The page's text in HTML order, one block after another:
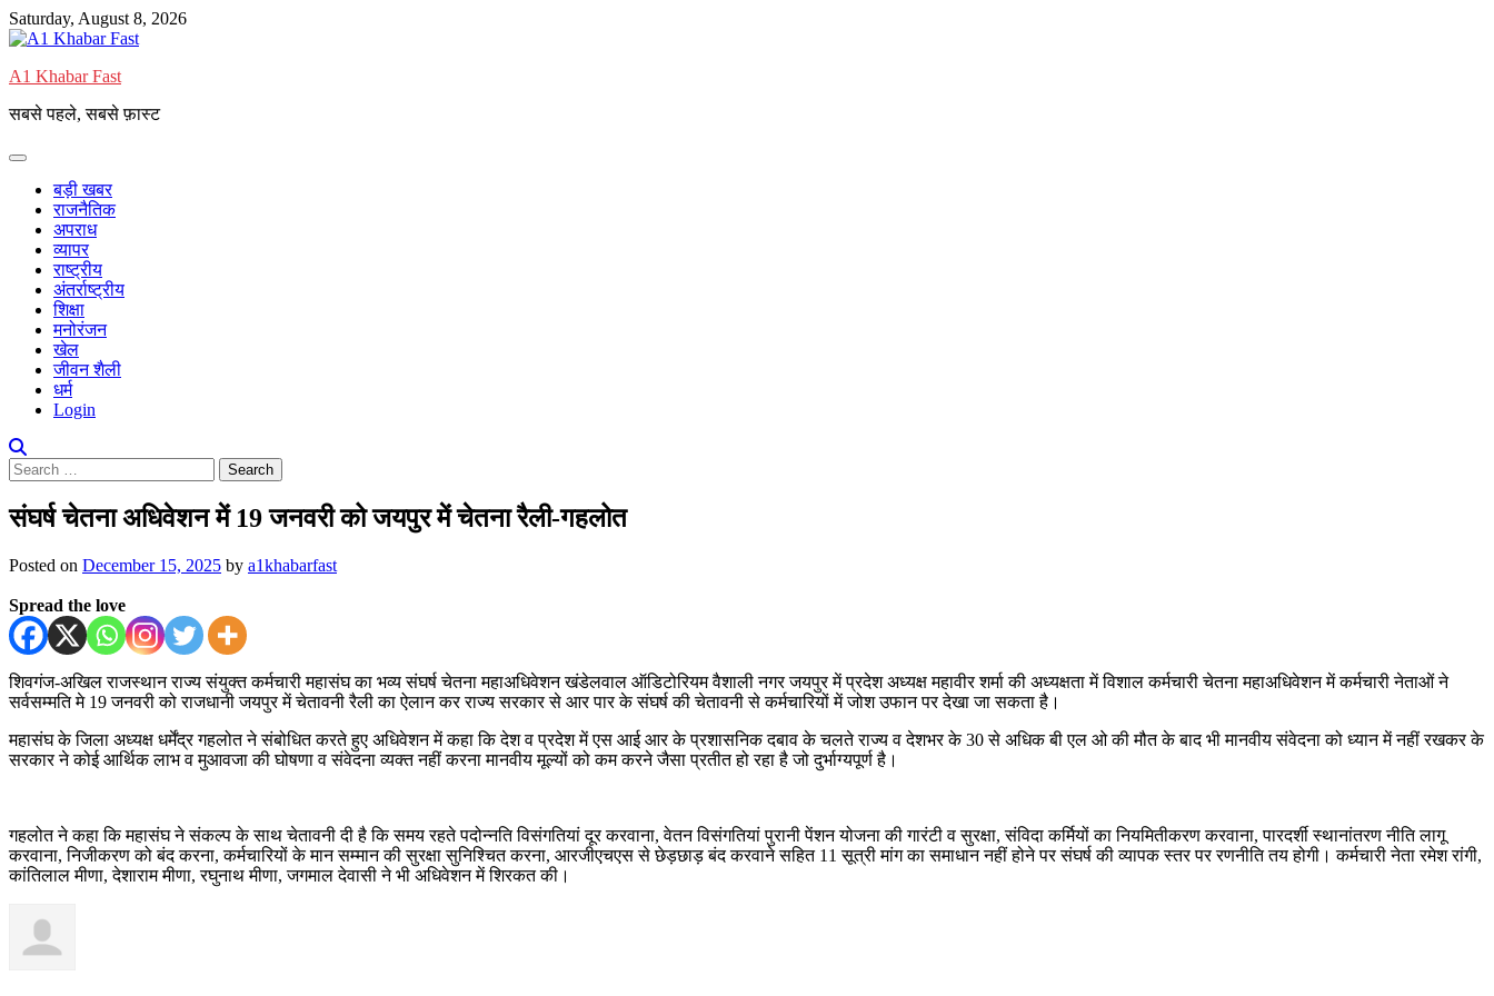
Saturday, August 8, 2026
A1 Khabar Fast
सबसे पहले, सबसे फ़ास्ट
बड़ी खबर
राजनैतिक
अपराध
व्यापर
राष्ट्रीय
अंतर्राष्ट्रीय
शिक्षा
मनोरंजन
खेल
जीवन शैली
धर्म
Login
संघर्ष चेतना अधिवेशन में 19 जनवरी को जयपुर में चेतना रैली-गहलोत
Posted on December 15, 2025 by a1khabarfast
Spread the love
शिवगंज-अखिल राजस्थान राज्य संयुक्त कर्मचारी महासंघ का भव्य संघर्ष चेतना महाअधिवेशन खंडेलवाल ऑडिटोरियम वैशाली नगर जयपुर में प्रदेश अध्यक्ष महावीर शर्मा की अध्यक्षता में विशाल कर्मचारी चेतना महाअधिवेशन में कर्मचारी नेताओं ने
सर्वसम्मति मे 19 जनवरी को राजधानी जयपुर में चेतावनी रैली का ऐलान कर राज्य सरकार से आर पार के संघर्ष की चेतावनी से कर्मचारियों में जोश उफान पर देखा जा सकता है।
महासंघ के जिला अध्यक्ष धर्मेंद्र गहलोत ने संबोधित करते हुए अधिवेशन में कहा कि देश व प्रदेश में एस आई आर के प्रशासनिक दबाव के चलते राज्य व देशभर के 30 से अधिक बी एल ओ की मौत के बाद भी मानवीय संवेदना को ध्यान में नहीं रखकर के
सरकार ने कोई आर्थिक लाभ व मुआवजा की घोषणा व संवेदना व्यक्त नहीं करना मानवीय मूल्यों को कम करने जैसा प्रतीत हो रहा है जो दुर्भाग्यपूर्ण है।
गहलोत ने कहा कि महासंघ ने संकल्प के साथ चेतावनी दी है कि समय रहते पदोन्नति विसंगतियां दूर करवाना, वेतन विसंगतियां पुरानी पेंशन योजना की गारंटी व सुरक्षा, संविदा कर्मियों का नियमितीकरण करवाना, पारदर्शी स्थानांतरण नीति लागू
करवाना, निजीकरण को बंद करना, कर्मचारियों के मान सम्मान की सुरक्षा सुनिश्चित करना, आरजीएचएस से छेड़छाड़ बंद करवाने सहित 11 सूत्री मांग का समाधान नहीं होने पर संघर्ष की व्यापक स्तर पर रणनीति तय होगी। कर्मचारी नेता रमेश रांगी,
कांतिलाल मीणा, देशाराम मीणा, रघुनाथ मीणा, जगमाल देवासी ने भी अधिवेशन में शिरकत की।